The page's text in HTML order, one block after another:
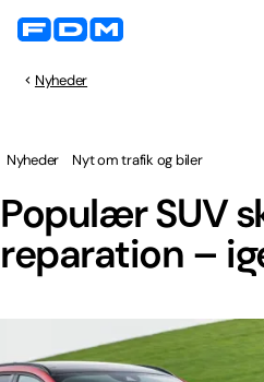
Nyheder
Populær SUV
reparation –
Nyheder Nyt om trafik og biler